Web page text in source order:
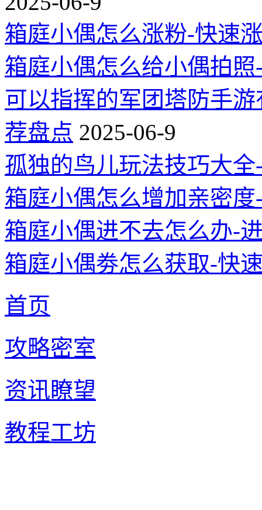
箱庭小偶怎么涨粉-快速
箱庭小偶怎么给小偶拍
可以指挥的军团塔防手
荐盘点 2025-06-9
孤独的鸟儿玩法技巧大
箱庭小偶怎么增加亲密
箱庭小偶进不去怎么办-
箱庭小偶劵怎么获取-快
首页
攻略密室
资讯瞭望
教程工坊